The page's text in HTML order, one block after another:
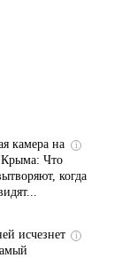
i
камера на
Что
когда
i
исчезнет